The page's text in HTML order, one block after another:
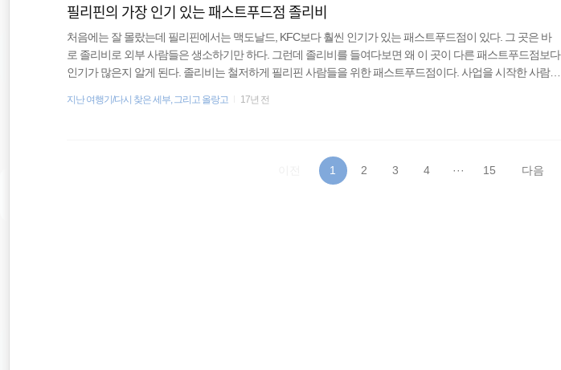
필리핀의 가장 인기 있는 패스트푸드점 졸리비
처음에는 잘 몰랐는데 필리핀에서는 맥도날드, KFC보다 훨씬 인기가 있는 패스트푸드점이 있다. 그 곳은 바
로 졸리비로 외부 사람들은 생소하기만 하다. 그런데 졸리비를 들여다보면 왜 이 곳이 다른 패스트푸드점보다
인기가 많은지 알게 된다. 졸리비는 철저하게 필리핀 사람들을 위한 패스트푸드점이다. 사업을 시작한 사람도
과 함께 나오는 메뉴가 많다는 것이다. 세계적인 체인점이 필리핀에 자리잡아도 졸리비의 아성을 이기지 못하
지난 여행기/다시 찾은 세부, 그리고 올랑고 17년 전
1 2 3 4 ··· 15 다음